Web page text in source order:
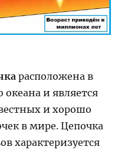
расположена в
океана и является
и хорошо
в мире. Цепочка
характеризуется